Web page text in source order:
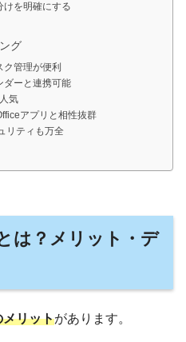
けを明確にする
グ
管理が便利
ーと連携可能
気
アプリと相性抜群
ティも万全
は？メリット・デ
リットがあります。